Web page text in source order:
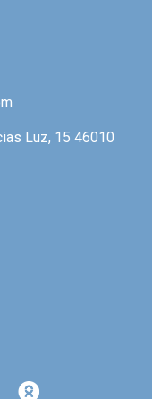
Luz, 15 46010